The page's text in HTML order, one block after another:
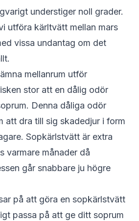
understiger noll grader.
utföra kärltvätt mellan mars
vissa undantag om det
mellanrum utför
stor att en dålig odör
Denna dåliga odör
att dra till sig skadedjur i form
Sopkärlstvätt är extra
varmare månader då
går snabbare ju högre
på att göra en sopkärlstvätt
passa på att ge ditt soprum